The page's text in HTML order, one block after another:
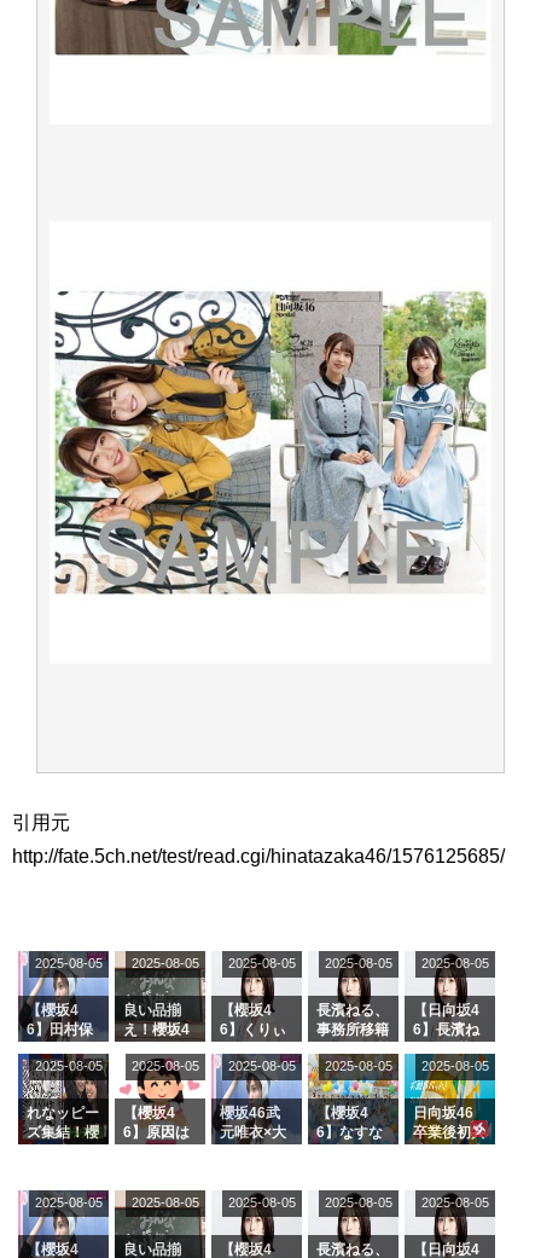
引用元
http://fate.5ch.net/test/read.cgi/hinatazaka46/1576125685/
【櫻坂4
6】田村保
ージを脱い
でいた理由
2025-08-05
良い品揃
え！櫻坂4
グル『Mak
e or Brea
k』オフィ
シャルグッ
ズ絶賛販売
2025-08-05
【櫻坂4
6】くりぃ
の2人を手
玉に取る大
沼晶保【く
りぃむナン
タラ】
2025-08-05
長濱ねる、
事務所移籍
属を発表
2025-08-05
【日向坂4
6】長濱ね
ら移籍しフ
ラーム所属
に。これで
事務所に所
属している
がこちら
2025-08-05
れなッピー
ズ集結！櫻
理子、8/6
「ラヴィッ
ト！」水曜
スタジオ出
2025-08-05
【櫻坂4
6】原因は
uddiesを
ざわつかせ
る...
2025-08-05
櫻坂46武
元唯衣×大
カップお姉
さんに恐怖
【くりぃむ
ナンタラ】
2025-08-05
【櫻坂4
6】なすな
2曲目っ
て...【ラヴ
ィット 東
京ドーム公
2025-08-05
日向坂46
卒業後初共
師匠オード
リー若林さ
んと再会し
た結果･･･
2025-08-05
【櫻坂4
2025-08-05
良い品揃
2025-08-05
【櫻坂4
2025-08-05
長濱ねる、
2025-08-05
【日向坂4
2025-08-05